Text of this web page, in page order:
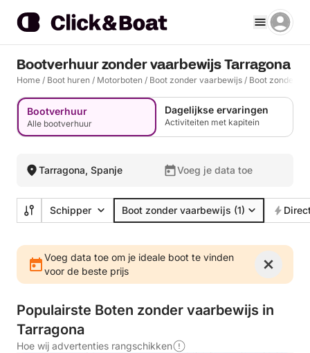
Bootverhuur zonder vaarbewijs Tarragona
Home / Boot huren / Motorboten / Boot zonder vaarbewijs / Boot zonder
Bootverhuur
Alle bootverhuur
Dagelijkse ervaringen
Activiteiten met kapitein
Tarragona, Spanje Voeg je data toe
Schipper Boot zonder vaarbewijs (1)
Voeg data toe om je ideale boot te vinden
voor de beste prijs
Populairste Boten zonder vaarbewijs in
Tarragona
Hoe wij advertenties rangschikken